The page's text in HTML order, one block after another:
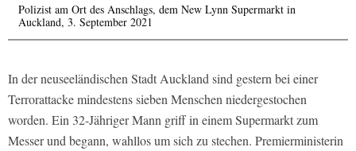
Polizist am Ort des Anschlags, dem New Lynn Supermarkt in
Auckland, 3. September 2021
In der neuseeländischen Stadt Auckland sind gestern bei einer
Terrorattacke mindestens sieben Menschen niedergestochen
worden. Ein 32-Jähriger Mann griff in einem Supermarkt zum
Messer und begann, wahllos um sich zu stechen. Premierministerin